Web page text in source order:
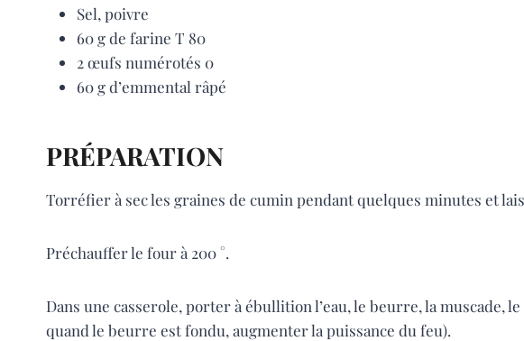
Sel, poivre
60 g de farine T 80
2 œufs numérotés 0
60 g d’emmental râpé
PRÉPARATION
Torréfier à sec les graines de cumin pendant quelques minutes et
Préchauffer le four à 200 °.
Dans une casserole, porter à ébullition l’eau, le beurre, la muscade,
quand le beurre est fondu, augmenter la puissance du feu).